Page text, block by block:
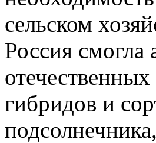
сельском
Россия смогла
гибридов и